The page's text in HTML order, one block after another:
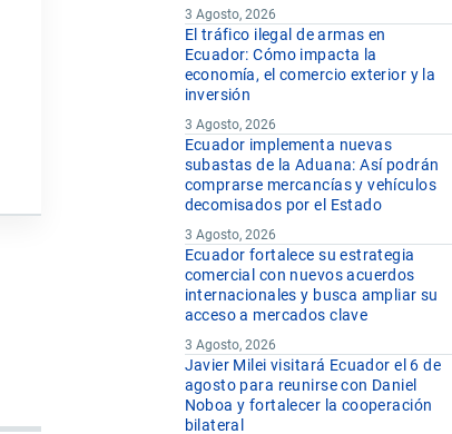
3 Agosto, 2026
El tráfico ilegal de armas en
Ecuador: Cómo impacta la
economía, el comercio exterior y la
inversión
3 Agosto, 2026
Ecuador implementa nuevas
subastas de la Aduana: Así podrán
comprarse mercancías y vehículos
decomisados por el Estado
3 Agosto, 2026
Ecuador fortalece su estrategia
comercial con nuevos acuerdos
internacionales y busca ampliar su
acceso a mercados clave
3 Agosto, 2026
Javier Milei visitará Ecuador el 6 de
agosto para reunirse con Daniel
Noboa y fortalecer la cooperación
bilateral